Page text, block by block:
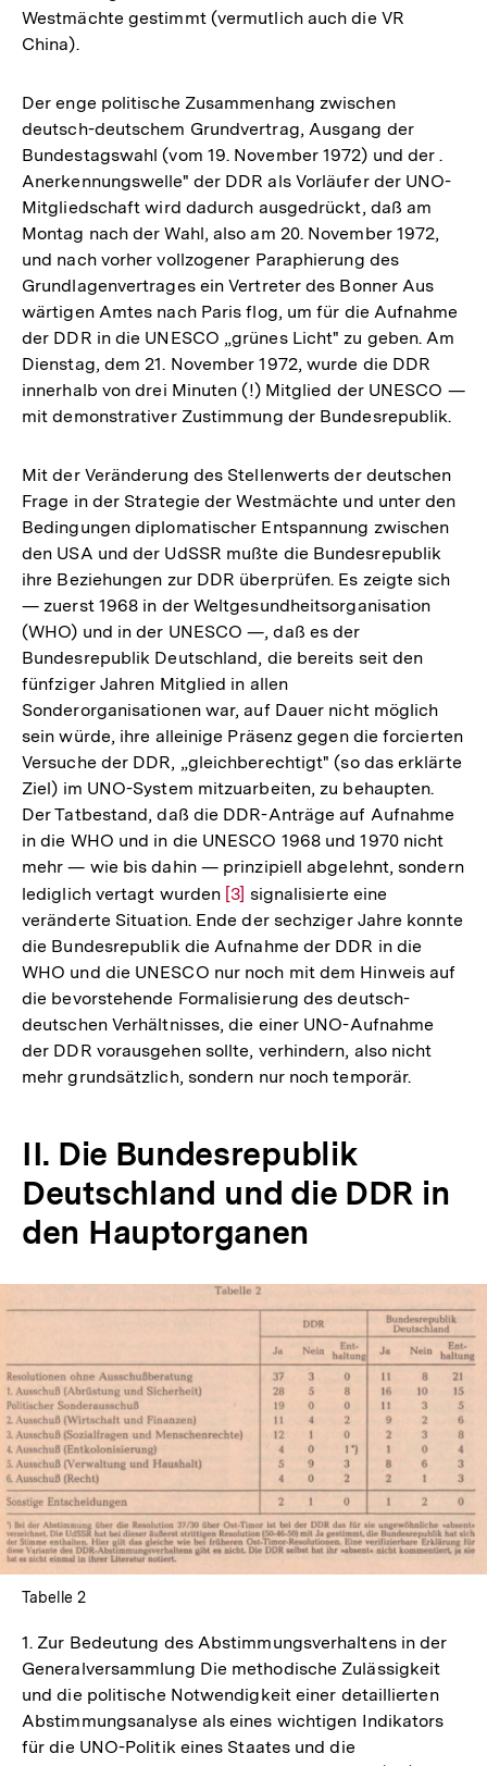
Westmächte gestimmt (vermutlich auch die VR
China).
Der enge politische Zusammenhang zwischen
deutsch-deutschem Grundvertrag, Ausgang der
Bundestagswahl (vom 19. November 1972) und der .
Anerkennungswelle" der DDR als Vorläufer der UNO-
Mitgliedschaft wird dadurch ausgedrückt, daß am
Montag nach der Wahl, also am 20. November 1972,
und nach vorher vollzogener Paraphierung des
Grundlagenvertrages ein Vertreter des Bonner Aus
wärtigen Amtes nach Paris flog, um für die Aufnahme
der DDR in die UNESCO „grünes Licht" zu geben. Am
Dienstag, dem 21. November 1972, wurde die DDR
innerhalb von drei Minuten (!) Mitglied der UNESCO —
mit demonstrativer Zustimmung der Bundesrepublik.
Mit der Veränderung des Stellenwerts der deutschen
Frage in der Strategie der Westmächte und unter den
Bedingungen diplomatischer Entspannung zwischen
den USA und der UdSSR mußte die Bundesrepublik
ihre Beziehungen zur DDR überprüfen. Es zeigte sich
— zuerst 1968 in der Weltgesundheitsorganisation
(WHO) und in der UNESCO —, daß es der
Bundesrepublik Deutschland, die bereits seit den
fünfziger Jahren Mitglied in allen
Sonderorganisationen war, auf Dauer nicht möglich
sein würde, ihre alleinige Präsenz gegen die forcierten
Versuche der DDR, „gleichberechtigt" (so das erklärte
Ziel) im UNO-System mitzuarbeiten, zu behaupten.
Der Tatbestand, daß die DDR-Anträge auf Aufnahme
in die WHO und in die UNESCO 1968 und 1970 nicht
mehr — wie bis dahin — prinzipiell abgelehnt, sondern
lediglich vertagt wurden Zur
Auflösung
der
Fußnote
[3] signalisierte eine
veränderte Situation. Ende der sechziger Jahre konnte
die Bundesrepublik die Aufnahme der DDR in die
WHO und die UNESCO nur noch mit dem Hinweis auf
die bevorstehende Formalisierung des deutsch-
deutschen Verhältnisses, die einer UNO-Aufnahme
der DDR vorausgehen sollte, verhindern, also nicht
mehr grundsätzlich, sondern nur noch temporär.
II. Die Bundesrepublik
Deutschland und die DDR in
den Hauptorganen
Lightbox
öffnen
Tabelle 2
1. Zur Bedeutung des Abstimmungsverhaltens in der
Generalversammlung Die methodische Zulässigkeit
und die politische Notwendigkeit einer detaillierten
Abstimmungsanalyse als eines wichtigen Indikators
für die UNO-Politik eines Staates und die